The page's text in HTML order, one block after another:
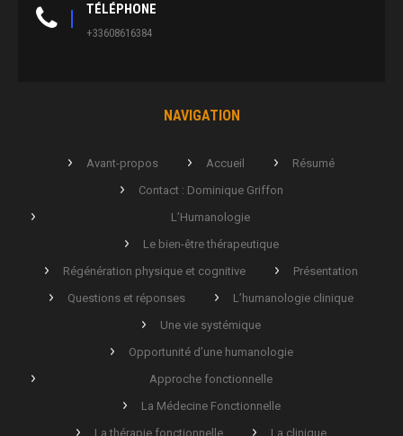
TÉLÉPHONE
+33608616384
NAVIGATION
Avant-propos Accueil
Résumé
Contact : Dominique Griffon
L’Humanologie
Le bien-être thérapeutique
Régénération physique et cognitive
Présentation
Questions et réponses
L’humanologie clinique
Une vie systémique
Opportunité d’une humanologie
Approche fonctionnelle
La Médecine Fonctionnelle
La thérapie fonctionnelle
La clinique